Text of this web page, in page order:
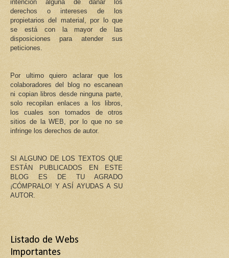
intención alguna de dañar los
derechos o intereses de los
propietarios del material, por lo que
se está con la mayor de las
disposiciones para atender sus
peticiones.
Por ultimo quiero aclarar que los
colaboradores del blog no escanean
ni copian libros desde ninguna parte,
solo recopilan enlaces a los libros,
los cuales son tomados de otros
sitios de la WEB, por lo que no se
infringe los derechos de autor.
SI ALGUNO DE LOS TEXTOS QUE
ESTÁN PUBLICADOS EN ESTE
BLOG ES DE TU AGRADO
¡CÓMPRALO! Y ASÍ AYUDAS A SU
AUTOR.
Listado de Webs
Importantes